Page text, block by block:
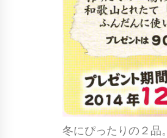
冬にぴったりの２品。